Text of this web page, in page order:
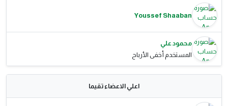
Youssef Shaaban
محمود علي
المستخدم أخفى الأرباح
اعلي الاعضاء تقيما